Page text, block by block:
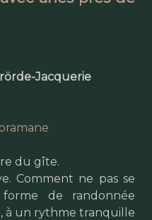
Jacquerie
du gîte.
Comment ne pas se
de randonnée
à un rythme tranquille